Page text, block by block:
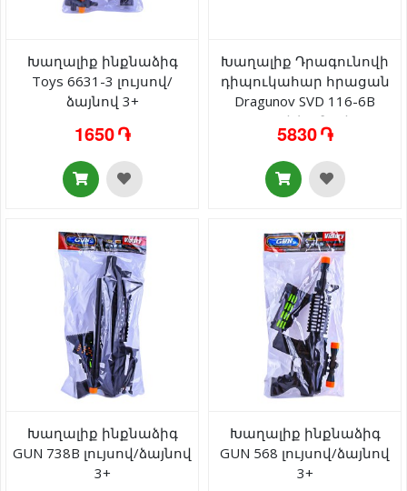
Խաղալիք ինքնաձիգ
Toys 6631-3 լույսով/
ձայնով 3+
1650 ֏
Խաղալիք Դրագունովի
դիպուկահար հրացան
Dragunov SVD 116-6B
լույսով/ձայնով 3+
5830 ֏
Խաղալիք ինքնաձիգ
GUN 738B լույսով/ձայնով
3+
Խաղալիք ինքնաձիգ
GUN 568 լույսով/ձայնով
3+